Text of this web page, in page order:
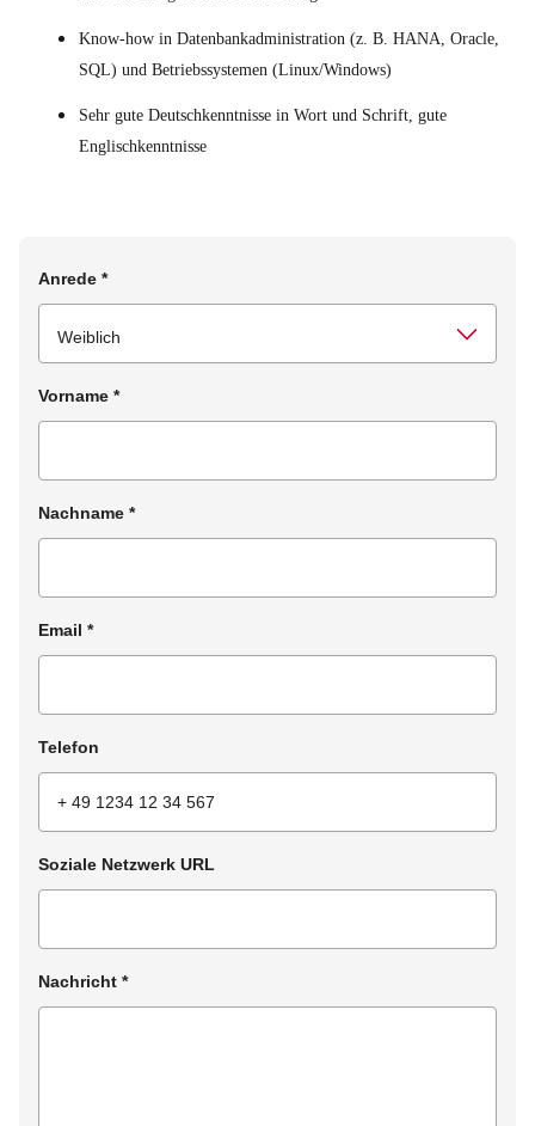
Know-how in Datenbankadministration (z. B. HANA, Oracle,
SQL) und Betriebssystemen (Linux/Windows)
Sehr gute Deutschkenntnisse in Wort und Schrift, gute
Englischkenntnisse
Anrede *
Vorname *
Nachname *
Email *
Telefon
Soziale Netzwerk URL
Nachricht *